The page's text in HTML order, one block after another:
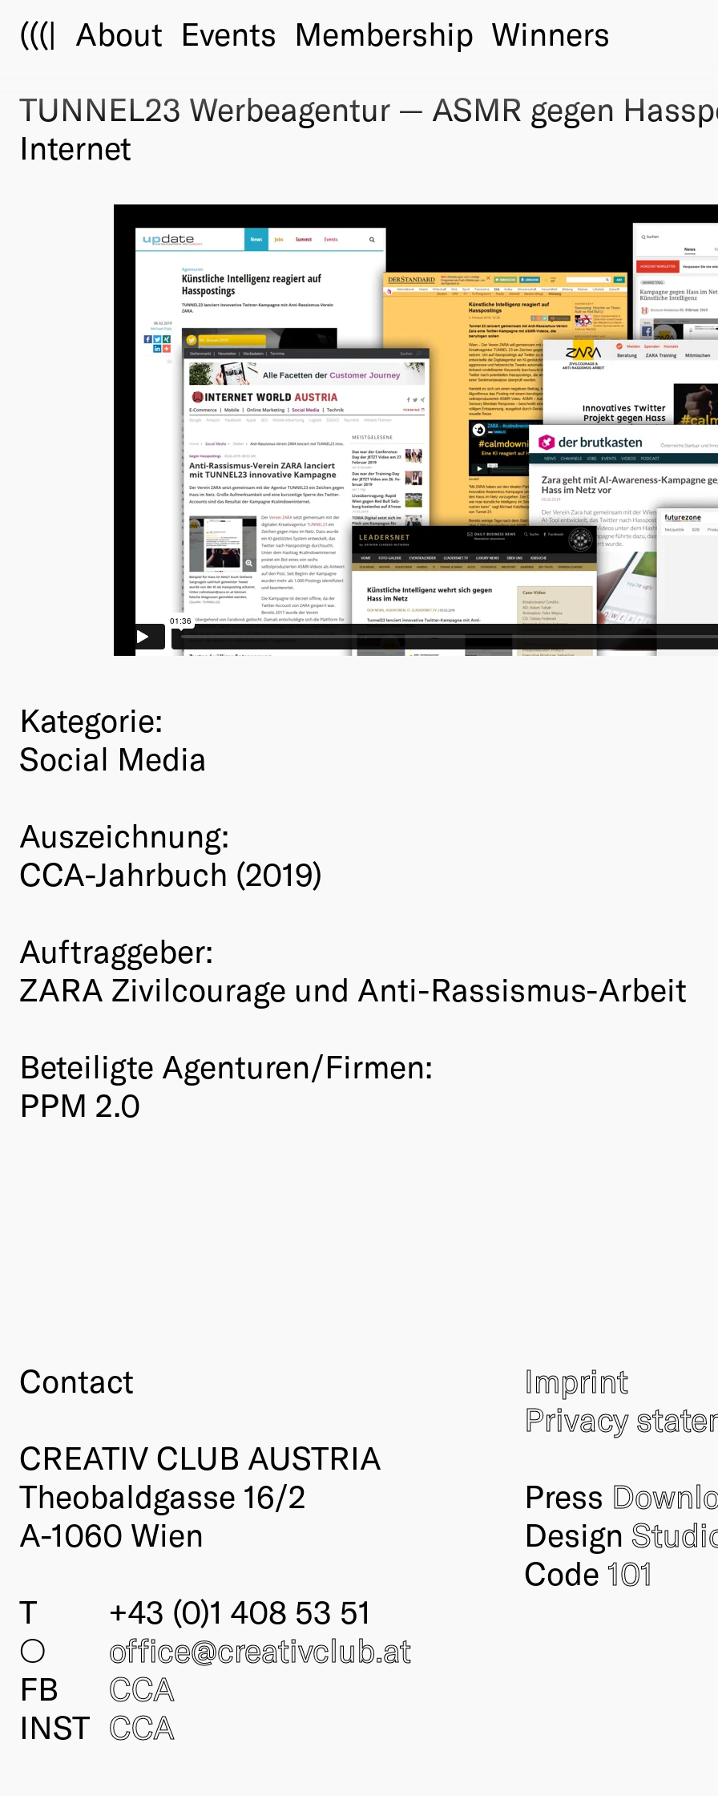
(((| About Events Membership Winners
TUNNEL23 Werbeagentur — ASMR gegen
Internet
Kategorie:
Social Media
Auszeichnung:
CCA-Jahrbuch (2019)
Auftraggeber:
ZARA Zivilcourage und Anti-Rassismus-Arbeit
Beteiligte Agenturen/Firmen:
PPM 2.0
Contact
CREATIV CLUB AUSTRIA
Theobaldgasse 16/2
A-1060 Wien
T
+43 (0)1 408 53 51
○
office@creativclub.at
FB
CCA
INST CCA
Imprint
Privacy
Press
Design
Code 101